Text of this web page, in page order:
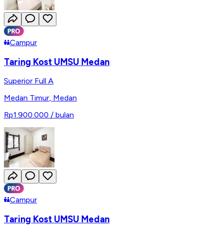
Campur
Taring Kost UMSU Medan
Superior Full A
Medan Timur, Medan
Rp1.900.000 / bulan
Campur
Taring Kost UMSU Medan